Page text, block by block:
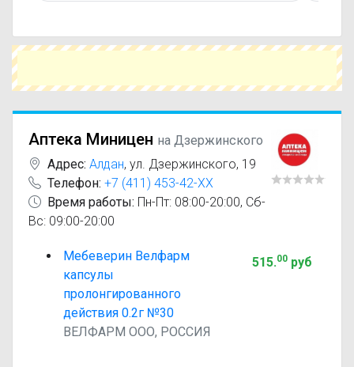
Чтобы купить Мебеверин-ЛФ в ближайшей
аптеке, укажите свой город и сравните
и выбрать оптимальный вариант по цене и
Аптека Миницен на Дзержинского
Адрес: Алдан, ул. Дзержинского, 19
Телефон: +7 (411) 453-42-XX
Время работы: Пн-Пт: 08:00-20:00, Сб-
Вс: 09:00-20:00
Мебеверин Велфарм
капсулы
пролонгированного
действия 0.2г №30
ВЕЛФАРМ ООО, РОССИЯ
515.00руб